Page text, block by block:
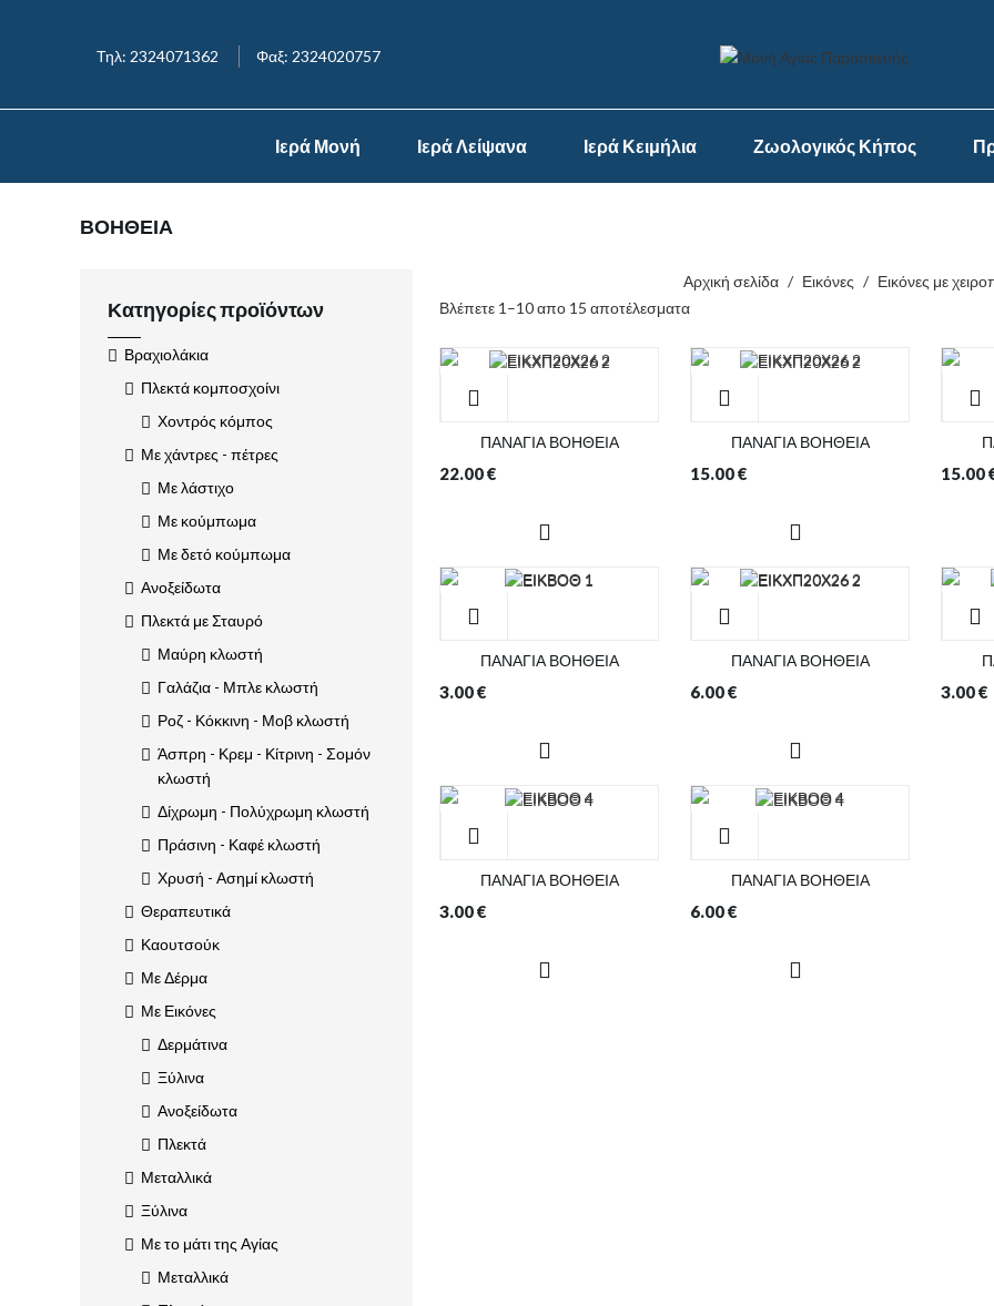
Τηλ: 2324071362 Φαξ: 2324020757
Ιερά Μονή Ιερά Λείψανα Ιερά Κειμήλια Ζωολογικός Κήπος
ΒΟΗΘΕΙΑ
Αρχική σελίδα / Εικόνες / Εικόνες με
Βλέπετε 1–10 απο 15 αποτέλεσματα
ΠΑΝΑΓΙΑ ΒΟΗΘΕΙΑ
22.00€
ΠΑΝΑΓΙΑ ΒΟΗΘΕΙΑ
15.00€ 15.00
ΠΑΝΑΓΙΑ ΒΟΗΘΕΙΑ
3.00€
ΠΑΝΑΓΙΑ ΒΟΗΘΕΙΑ
6.00€ 3.00€
ΠΑΝΑΓΙΑ ΒΟΗΘΕΙΑ
3.00€
ΠΑΝΑΓΙΑ ΒΟΗΘΕΙΑ
6.00€
Κατηγορίες προϊόντων
Βραχιολάκια
Πλεκτά κομποσχοίνι
Χοντρός κόμπος
Με χάντρες - πέτρες
Με λάστιχο
Με κούμπωμα
Με δετό κούμπωμα
Ανοξείδωτα
Πλεκτά με Σταυρό
Μαύρη κλωστή
Γαλάζια - Μπλε κλωστή
Ροζ - Κόκκινη - Μοβ κλωστή
Άσπρη - Κρεμ - Κίτρινη - Σομόν
κλωστή
Δίχρωμη - Πολύχρωμη κλωστή
Πράσινη - Καφέ κλωστή
Χρυσή - Ασημί κλωστή
Θεραπευτικά
Καουτσούκ
Με Δέρμα
Με Εικόνες
Δερμάτινα
Ξύλινα
Ανοξείδωτα
Πλεκτά
Μεταλλικά
Ξύλινα
Με το μάτι της Αγίας
Μεταλλικά